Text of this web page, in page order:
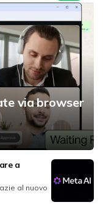
via browser
a
al nuovo